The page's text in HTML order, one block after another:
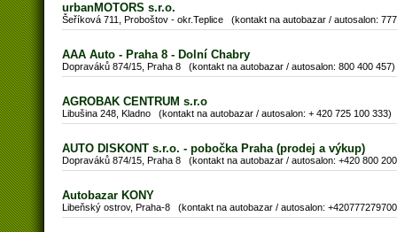
urbanMOTORS s.r.o.
Šeříková 711, Proboštov - okr.Teplice (kontakt na autobazar / autosalon:
AAA Auto - Praha 8 - Dolní Chabry
Dopraváků 874/15, Praha 8 (kontakt na autobazar / autosalon: 800 400 457)
AGROBAK CENTRUM s.r.o
Libušina 248, Kladno (kontakt na autobazar / autosalon: + 420 725 100 333)
AUTO DISKONT s.r.o. - pobočka Praha (prodej a výkup)
Dopraváků 874/15, Praha 8 (kontakt na autobazar / autosalon: +420 800
Autobazar KONY
Libeňský ostrov, Praha-8 (kontakt na autobazar / autosalon: